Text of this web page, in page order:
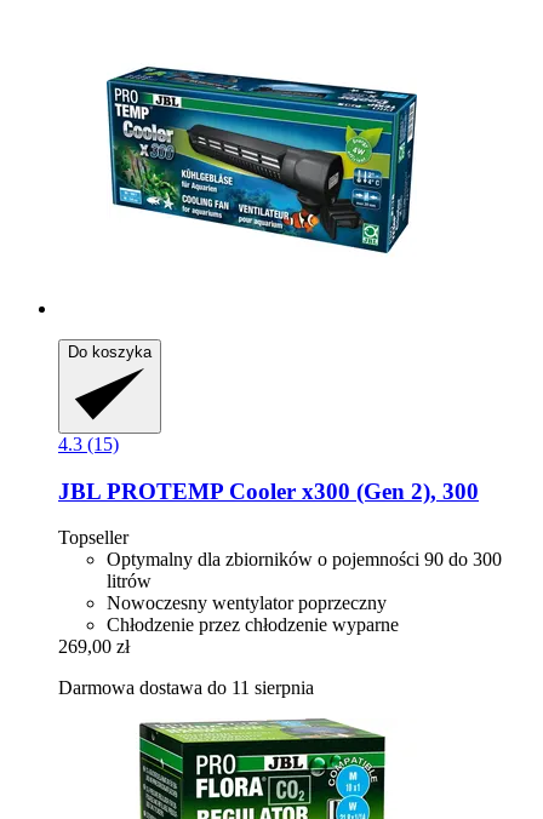
Do koszyka
4.3 (15)
JBL PROTEMP Cooler x300 (Gen 2), 300
Topseller
Optymalny dla zbiorników o pojemności 90 do 300
litrów
Nowoczesny wentylator poprzeczny
Chłodzenie przez chłodzenie wyparne
269,00 zł
Darmowa dostawa do 11 sierpnia